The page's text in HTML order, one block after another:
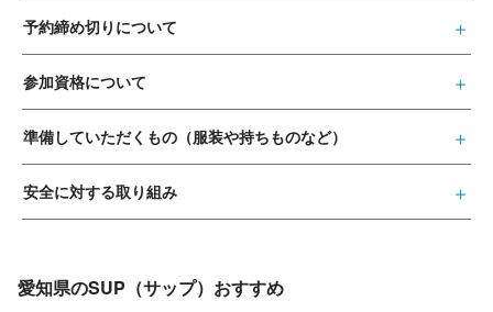
予約締め切りについて
参加資格について
準備していただくもの（服装や持ちものなど）
安全に対する取り組み
愛知県のSUP（サップ）おすすめ